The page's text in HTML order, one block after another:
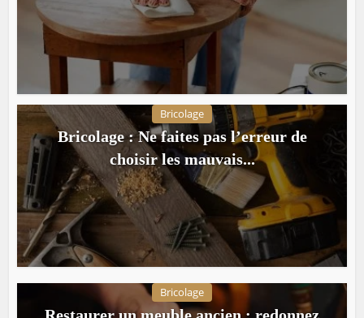
Bricolage
Bricolage : Ne faites pas l’erreur de
choisir les mauvais...
Bricolage
Restaurer un meuble ancien : redonnez